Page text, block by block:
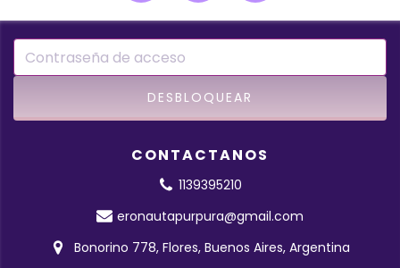
CONTACTANOS
1139395210
eronautapurpura@gmail.com
Bonorino 778, Flores, Buenos Aires, Argentina